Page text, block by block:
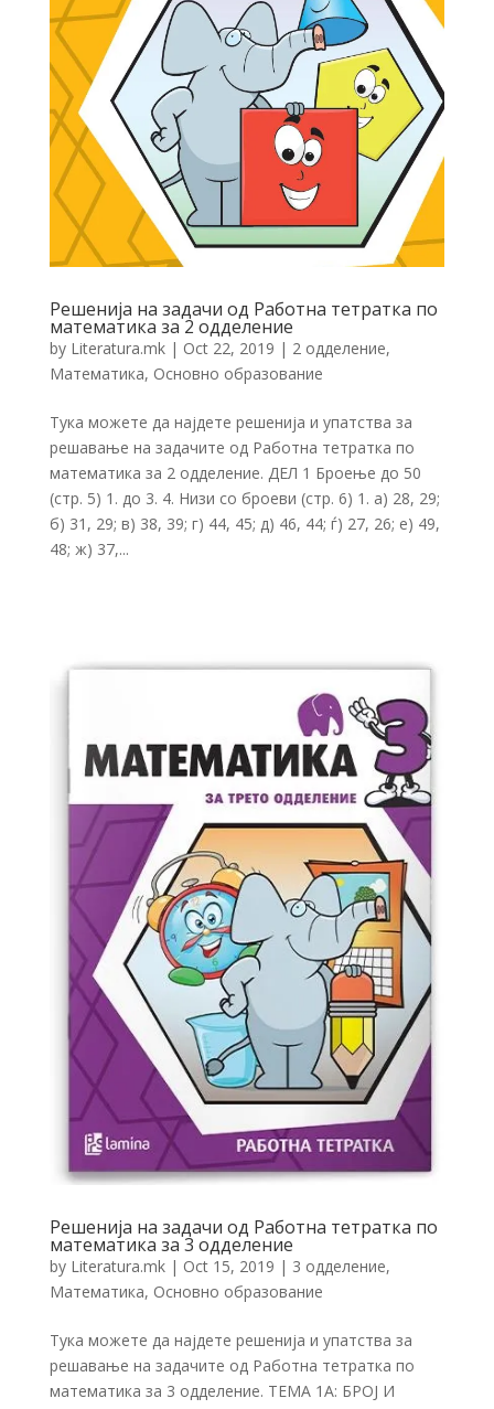
Решенија на задачи од Работна тетратка по
математика за 2 одделение
by Literatura.mk| Oct 22, 2019 | 2 одделение,
Математика, Основно образование
Тука можете да најдете решенија и упатства за
решавање на задачите од Работна тетратка по
математика за 2 одделение. ДЕЛ 1 Броење до 50
(стр. 5) 1. до 3. 4. Низи со броеви (стр. 6) 1. а) 28, 29;
б) 31, 29; в) 38, 39; г) 44, 45; д) 46, 44; ѓ) 27, 26; е) 49,
48; ж) 37,...
Решенија на задачи од Работна тетратка по
математика за 3 одделение
by Literatura.mk| Oct 15, 2019 | 3 одделение,
Математика, Основно образование
Тука можете да најдете решенија и упатства за
решавање на задачите од Работна тетратка по
математика за 3 одделение. ТЕМА 1А: БРОЈ И